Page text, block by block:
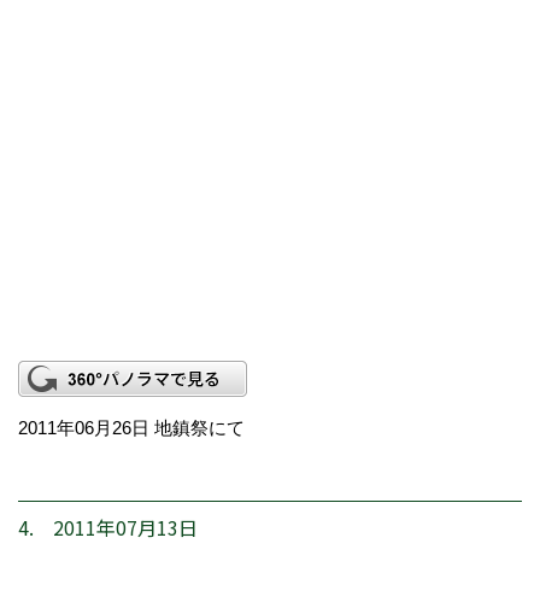
2011年06月26日 地鎮祭にて
4. 2011年07月13日